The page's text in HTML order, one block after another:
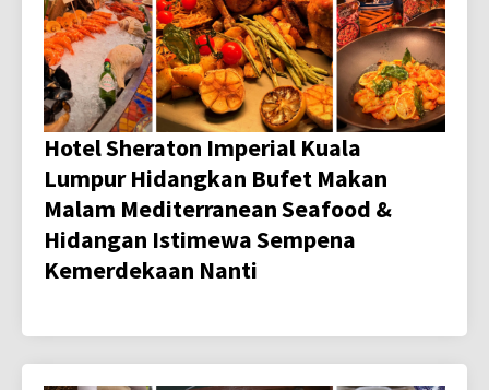
Hotel Sheraton Imperial Kuala
Lumpur Hidangkan Bufet Makan
Malam Mediterranean Seafood &
Hidangan Istimewa Sempena
Kemerdekaan Nanti